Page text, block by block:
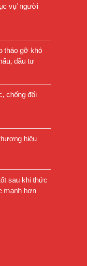
vụ’ người
tháo gỡ khó
đầu tư
chống đối
hiệu
sau khi thức
mạnh hơn